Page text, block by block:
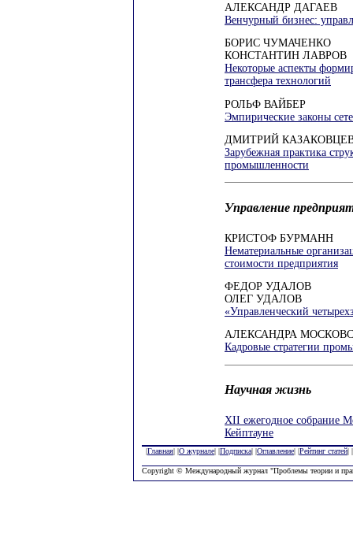
АЛЕКСАНДР ДАГАЕВ
Венчурный бизнес:
БОРИС ЧУМАЧЕНКО
КОНСТАНТИН ЛАВРОВ
Некоторые аспекты
трансфера технологий
РОЛЬФ ВАЙБЕР
Эмпирические законы
ДМИТРИЙ
Зарубежная практика
промышленности
Управление
КРИСТОФ БУРМАНН
Нематериальные
стоимости предприятия
ФЕДОР УДАЛОВ
ОЛЕГ УДАЛОВ
«Управленческий
АЛЕКСАНДРА
Кадровые стратегии
Научная жизнь
ХII ежегодное собрание
Кейптауне
|Главная| |О журнале| |Подписка| |Оглавление| |Рейтинг статей| |
Copyright © Международный журнал "Проблемы теории и